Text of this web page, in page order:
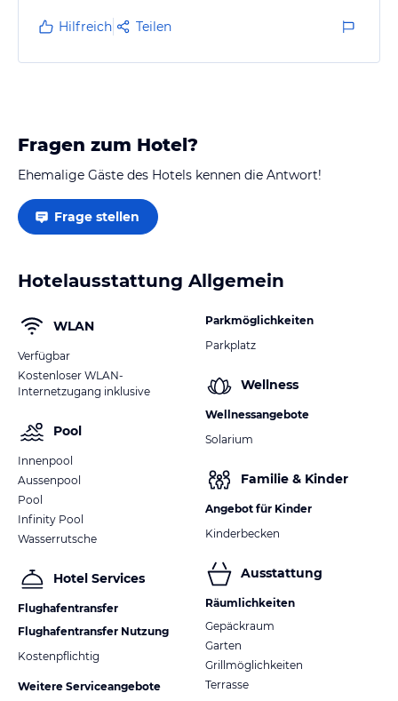
Hilfreich Teilen
Fragen zum Hotel?
Ehemalige Gäste des Hotels kennen die Antwort!
Frage stellen
Hotelausstattung Allgemein
WLAN
Verfügbar
Kostenloser WLAN-
Internetzugang inklusive
Pool
Innenpool
Aussenpool
Pool
Infinity Pool
Wasserrutsche
Hotel Services
Flughafentransfer
Flughafentransfer Nutzung
Kostenpflichtig
Weitere Serviceangebote
Parkmöglichkeiten
Parkplatz
Wellness
Wellnessangebote
Solarium
Familie & Kinder
Angebot für Kinder
Kinderbecken
Ausstattung
Räumlichkeiten
Gepäckraum
Garten
Grillmöglichkeiten
Terrasse